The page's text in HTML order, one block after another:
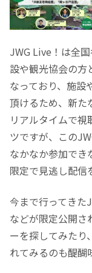
JWG Live！は全
設や観光協会の方
なっており、施設
頂けるため、新た
リアルタイムで
ツですが、この
なかなか参加でき
限定で見逃し配信
今まで行ってきた
などが限定公開さ
ーを探してみたり
れてみるのも醍醐